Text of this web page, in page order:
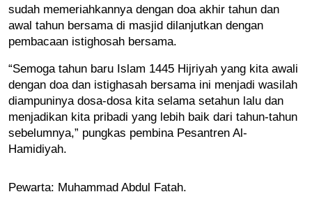
sudah memeriahkannya dengan doa akhir tahun dan
awal tahun bersama di masjid dilanjutkan dengan
pembacaan istighosah bersama.
“Semoga tahun baru Islam 1445 Hijriyah yang kita awali
dengan doa dan istighasah bersama ini menjadi wasilah
diampuninya dosa-dosa kita selama setahun lalu dan
menjadikan kita pribadi yang lebih baik dari tahun-tahun
sebelumnya,” pungkas pembina Pesantren Al-
Hamidiyah.
Pewarta: Muhammad Abdul Fatah.